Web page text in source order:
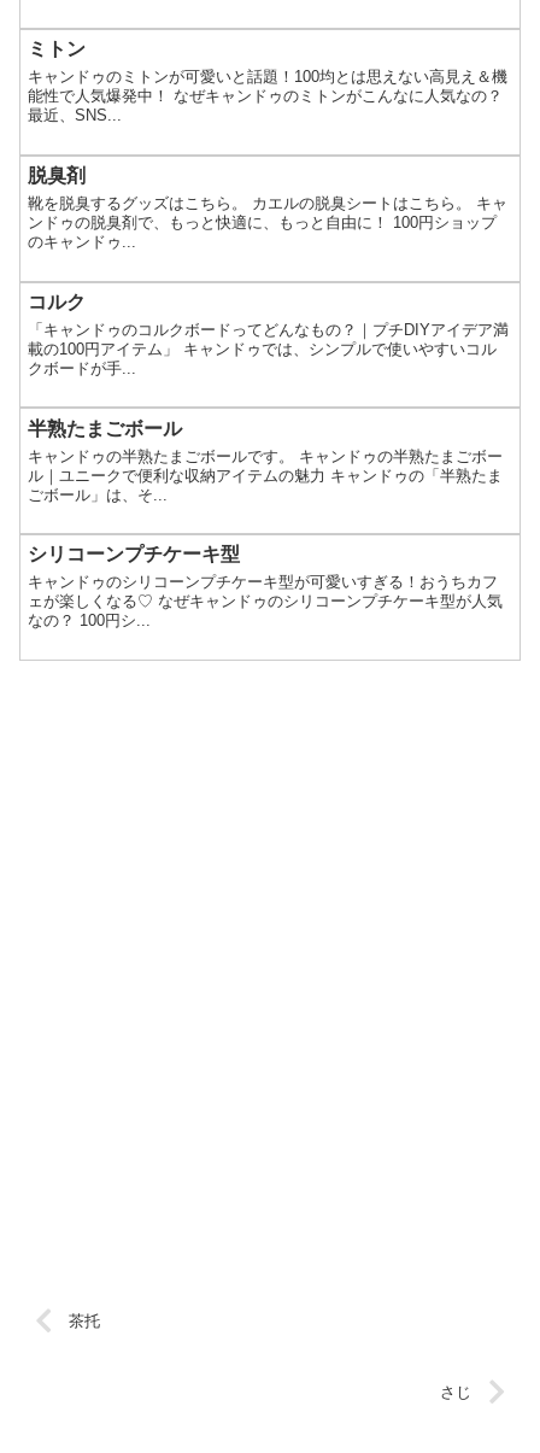
ミトン
キャンドゥのミトンが可愛いと話題！100均とは思えない高見え＆機
能性で人気爆発中！ なぜキャンドゥのミトンがこんなに人気なの？
最近、SNS...
脱臭剤
靴を脱臭するグッズはこちら。 カエルの脱臭シートはこちら。 キャ
ンドゥの脱臭剤で、もっと快適に、もっと自由に！ 100円ショップ
のキャンドゥ...
コルク
「キャンドゥのコルクボードってどんなもの？｜プチDIYアイデア満
載の100円アイテム」 キャンドゥでは、シンプルで使いやすいコル
クボードが手...
半熟たまごボール
キャンドゥの半熟たまごボールです。 キャンドゥの半熟たまごボー
ル｜ユニークで便利な収納アイテムの魅力 キャンドゥの「半熟たま
ごボール」は、そ...
シリコーンプチケーキ型
キャンドゥのシリコーンプチケーキ型が可愛いすぎる！おうちカフ
ェが楽しくなる♡ なぜキャンドゥのシリコーンプチケーキ型が人気
なの？ 100円シ...
茶托
さじ